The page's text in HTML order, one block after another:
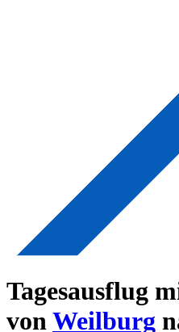
Tagesausflug
von Weilburg